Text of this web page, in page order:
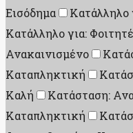
Εισόδημα
Κατάλληλο
Κατάλληλο για:
Ανακαινισμένο
Καταπληκτική
Καλή
Κατάσταση:
Καταπληκτική